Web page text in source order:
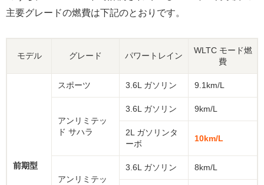
主要グレードの燃費は下記のとおりです。
モデル グレード パワートレイン
WLTC モード燃
費
前期型
スポーツ 3.6L ガソリン 9.1km/L
アンリミテッ
ド サハラ
3.6L ガソリン 9km/L
2L ガソリンタ
ーボ
10km/L
アンリミテッ
3.6L ガソリン 8km/L